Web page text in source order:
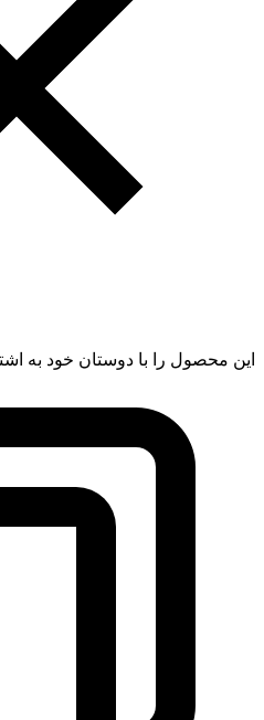
این محصول را با دوستان خود به